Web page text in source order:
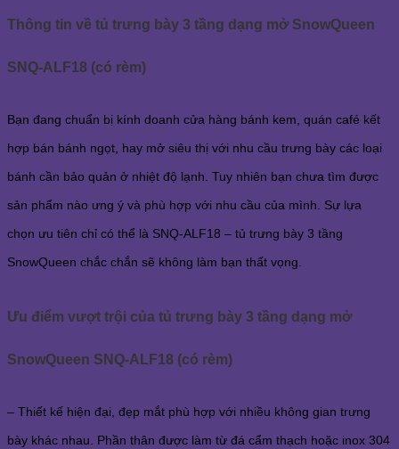
Thông tin về tủ trưng bày 3 tầng dạng mở SnowQueen
SNQ-ALF18 (có rèm)
Bạn đang chuẩn bị kính doanh cửa hàng bánh kem, quán café kết
hợp bán bánh ngọt, hay mở siêu thị với nhu cầu trưng bày các loại
bánh cần bảo quản ở nhiệt độ lạnh. Tuy nhiên bạn chưa tìm được
sản phẩm nào ưng ý và phù hợp với nhu cầu của mình. Sự lựa
chọn ưu tiên chỉ có thể là SNQ-ALF18 – tủ trưng bày 3 tầng
SnowQueen chắc chắn sẽ không làm bạn thất vọng.
Ưu điểm vượt trội của tủ trưng bày 3 tầng dạng mở
SnowQueen SNQ-ALF18 (có rèm)
– Thiết kế hiện đại, đẹp mắt phù hợp với nhiều không gian trưng
bày khác nhau. Phần thân được làm từ đá cẩm thạch hoặc inox 304